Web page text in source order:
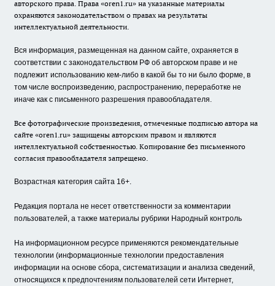
авторского права. Права «oren1.ru» на указанные материалы
охраняются законодательством о правах на результаты
интеллектуальной деятельности.
Вся информация, размещенная на данном сайте, охраняется в
соответствии с законодательством РФ об авторском праве и не
подлежит использованию кем-либо в какой бы то ни было форме, в
том числе воспроизведению, распространению, переработке не
иначе как с письменного разрешения правообладателя.
Все фотографические произведения, отмеченные подписью автора на
сайте «oren1.ru» защищены авторским правом и являются
интеллектуальной собственностью. Копирование без письменного
согласия правообладателя запрещено.
Возрастная категория сайта 16+.
Редакция портала не несет ответственности за комментарии
пользователей, а также материалы рубрики Народный контроль
На информационном ресурсе применяются рекомендательные
технологии (информационные технологии предоставления
информации на основе сбора, систематизации и анализа сведений,
относящихся к предпочтениям пользователей сети Интернет,